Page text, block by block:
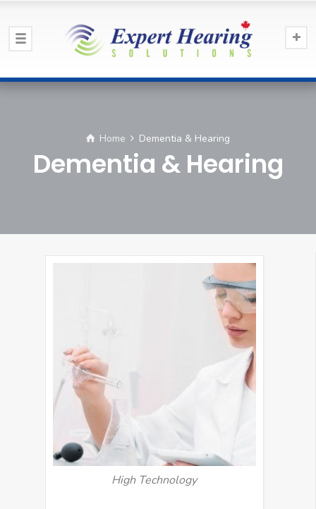
Home Dementia & Hearing
Dementia & Hearing
High Technology